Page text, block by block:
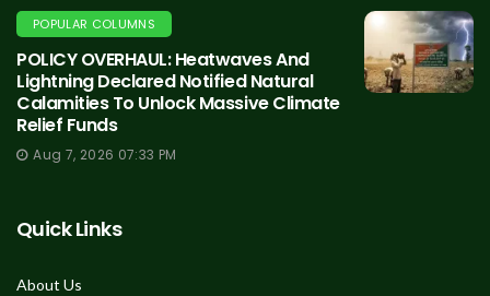
POPULAR COLUMNS
POLICY OVERHAUL: Heatwaves And
Lightning Declared Notified Natural
Calamities To Unlock Massive Climate
Relief Funds
Aug 7, 2026 07:33 PM
Quick Links
About Us